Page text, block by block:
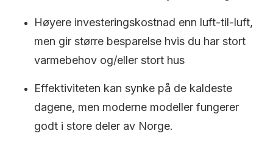
Høyere investeringskostnad enn luft-til-luft,
men gir større besparelse hvis du har stort
varmebehov og/eller stort hus
Effektiviteten kan synke på de kaldeste
dagene, men moderne modeller fungerer
godt i store deler av Norge.